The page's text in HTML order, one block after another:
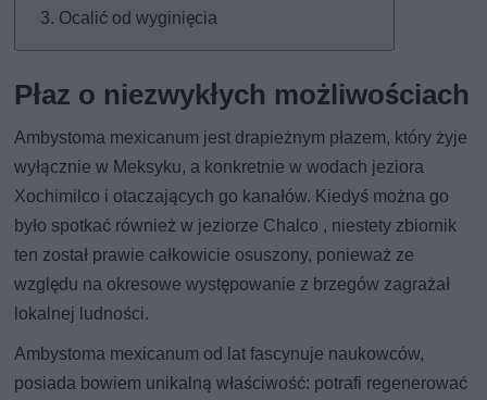
Ocalić od wyginięcia
Płaz o niezwykłych możliwościach
Ambystoma mexicanum jest drapieżnym płazem, który żyje
wyłącznie w Meksyku, a konkretnie w wodach jeziora
Xochimilco i otaczających go kanałów. Kiedyś można go
było spotkać również w jeziorze Chalco , niestety zbiornik
ten został prawie całkowicie osuszony, ponieważ ze
względu na okresowe występowanie z brzegów zagrażał
lokalnej ludności.
Ambystoma mexicanum od lat fascynuje naukowców,
posiada bowiem unikalną właściwość: potrafi regenerować